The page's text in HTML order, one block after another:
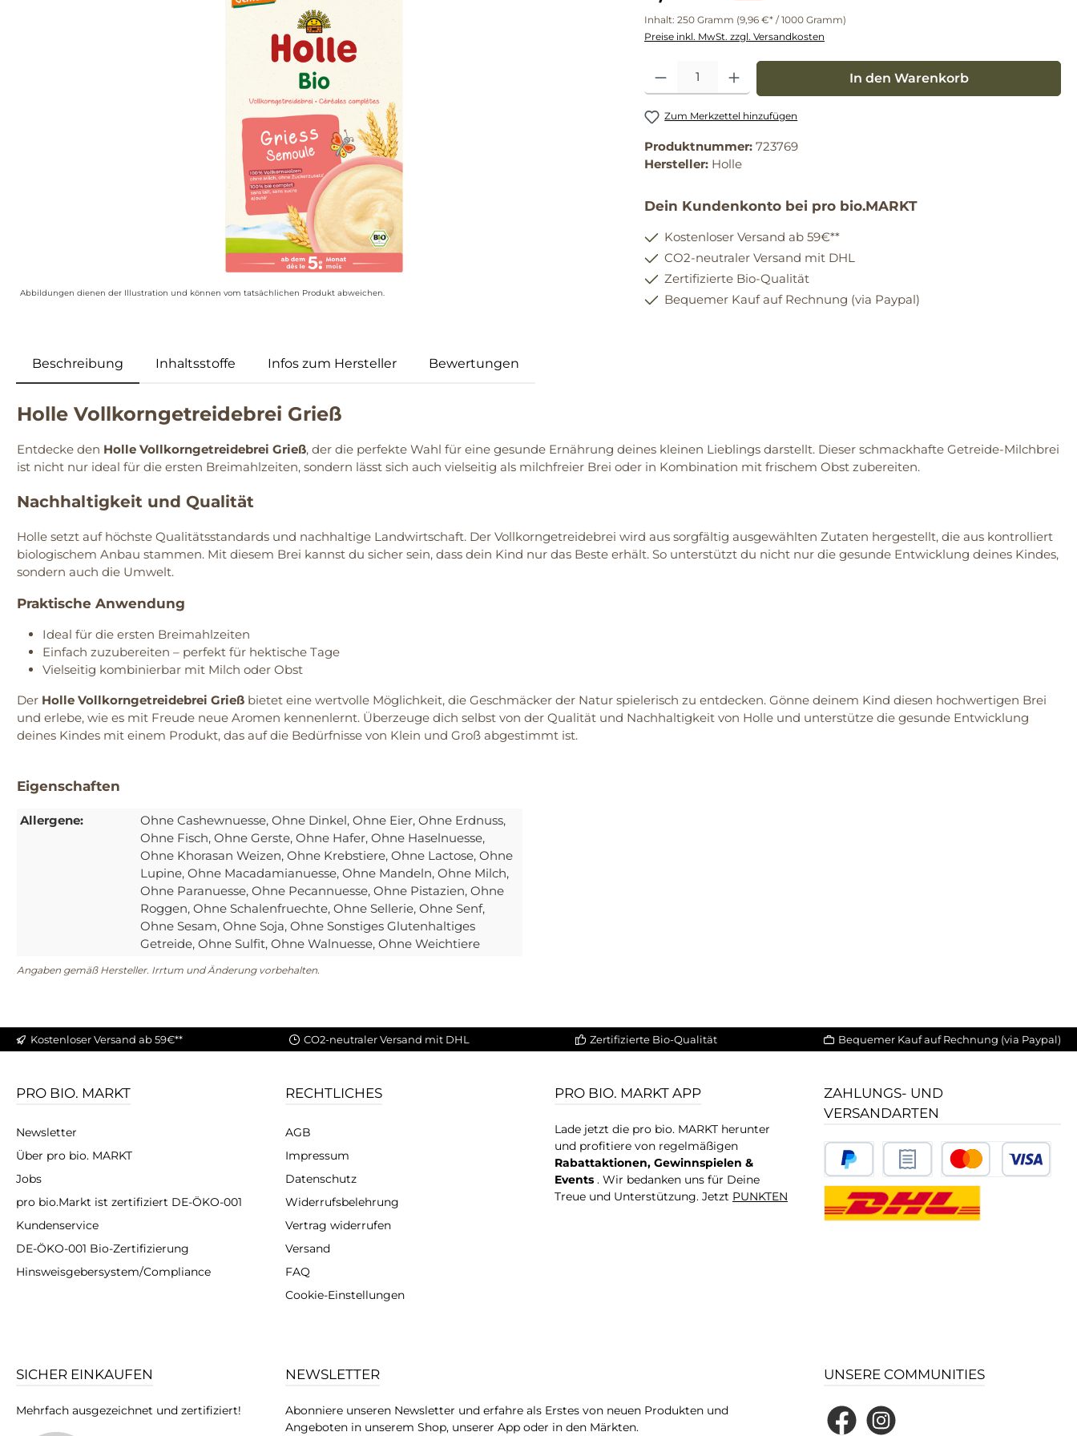
Abbildungen dienen der Illustration und können vom tatsächlichen Produkt abweichen.
Inhalt: 250 Gramm (9,96 €* / 1000 Gramm)
Preise inkl. MwSt. zzgl. Versandkosten
Produkt Anzahl: Gib den gewünschten Wert ein oder benutze die Schaltflächen um die
In den Warenkorb
Zum Merkzettel hinzufügen
Produktnummer: 723769
Hersteller: Holle
Dein Kundenkonto bei pro bio.MARKT
Kostenloser Versand ab 59€**
CO2-neutraler Versand mit DHL
Zertifizierte Bio-Qualität
Bequemer Kauf auf Rechnung (via Paypal)
Beschreibung Inhaltsstoffe Infos zum Hersteller Bewertungen
Holle Vollkorngetreidebrei Grieß
Entdecke den Holle Vollkorngetreidebrei Grieß, der die perfekte Wahl für eine gesunde Ernährung deines kleinen Lieblings darstellt. Dieser schmackhafte Getreide-Milchbrei
ist nicht nur ideal für die ersten Breimahlzeiten, sondern lässt sich auch vielseitig als milchfreier Brei oder in Kombination mit frischem Obst zubereiten.
Nachhaltigkeit und Qualität
Holle setzt auf höchste Qualitätsstandards und nachhaltige Landwirtschaft. Der Vollkorngetreidebrei wird aus sorgfältig ausgewählten Zutaten hergestellt, die aus kontrolliert
biologischem Anbau stammen. Mit diesem Brei kannst du sicher sein, dass dein Kind nur das Beste erhält. So unterstützt du nicht nur die gesunde Entwicklung deines Kindes,
sondern auch die Umwelt.
Praktische Anwendung
Ideal für die ersten Breimahlzeiten
Einfach zuzubereiten – perfekt für hektische Tage
Vielseitig kombinierbar mit Milch oder Obst
Der Holle Vollkorngetreidebrei Grieß bietet eine wertvolle Möglichkeit, die Geschmäcker der Natur spielerisch zu entdecken. Gönne deinem Kind diesen hochwertigen Brei
und erlebe, wie es mit Freude neue Aromen kennenlernt. Überzeuge dich selbst von der Qualität und Nachhaltigkeit von Holle und unterstütze die gesunde Entwicklung
deines Kindes mit einem Produkt, das auf die Bedürfnisse von Klein und Groß abgestimmt ist.
Eigenschaften
Allergene: Ohne Cashewnuesse, Ohne Dinkel, Ohne Eier, Ohne Erdnuss,
Ohne Fisch, Ohne Gerste, Ohne Hafer, Ohne Haselnuesse,
Ohne Khorasan Weizen, Ohne Krebstiere, Ohne Lactose, Ohne
Lupine, Ohne Macadamianuesse, Ohne Mandeln, Ohne Milch,
Ohne Paranuesse, Ohne Pecannuesse, Ohne Pistazien, Ohne
Roggen, Ohne Schalenfruechte, Ohne Sellerie, Ohne Senf,
Ohne Sesam, Ohne Soja, Ohne Sonstiges Glutenhaltiges
Getreide, Ohne Sulfit, Ohne Walnuesse, Ohne Weichtiere
Angaben gemäß Hersteller. Irrtum und Änderung vorbehalten.
Kostenloser Versand ab 59€** CO2-neutraler Versand mit DHL Zertifizierte Bio-Qualität Bequemer Kauf auf Rechnung (via Paypal)
PRO BIO. MARKT
Newsletter
Über pro bio. MARKT
Jobs
pro bio.Markt ist zertifiziert DE-ÖKO-001
Kundenservice
DE-ÖKO-001 Bio-Zertifizierung
Hinsweisgebersystem/Compliance
RECHTLICHES
AGB
Impressum
Datenschutz
Widerrufsbelehrung
Vertrag widerrufen
Versand
FAQ
Cookie-Einstellungen
PRO BIO. MARKT APP
Lade jetzt die pro bio. MARKT herunter
und profitiere von regelmäßigen
Rabattaktionen, Gewinnspielen &
Events . Wir bedanken uns für Deine
Treue und Unterstützung. Jetzt PUNKTEN
ZAHLUNGS- UND
VERSANDARTEN
SICHER EINKAUFEN
Mehrfach ausgezeichnet und zertifiziert!
NEWSLETTER
Abonniere unseren Newsletter und erfahre als Erstes von neuen Produkten und
Angeboten in unserem Shop, unserer App oder in den Märkten.
UNSERE COMMUNITIES
FacebookInstagram